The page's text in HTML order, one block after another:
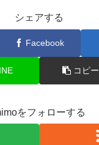
シェアする
Facebook
コピー
をフォローする